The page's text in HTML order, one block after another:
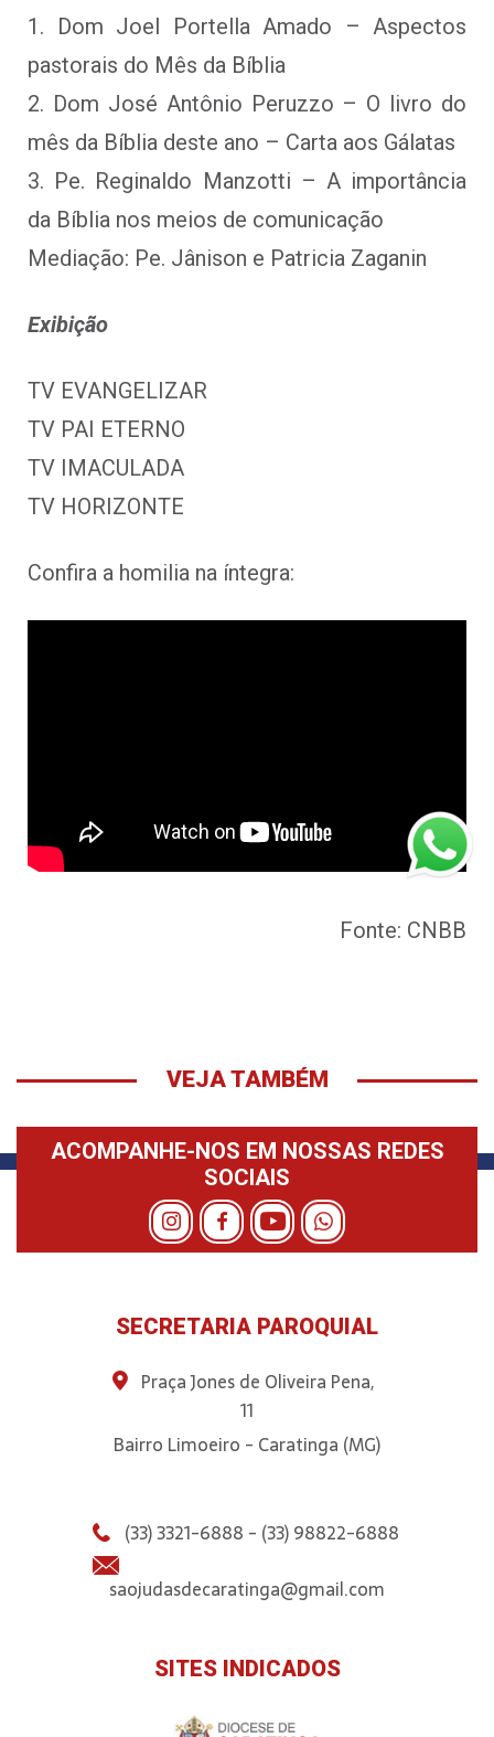
1. Dom Joel Portella Amado – Aspectos
pastorais do Mês da Bíblia
2. Dom José Antônio Peruzzo – O livro do
mês da Bíblia deste ano – Carta aos Gálatas
3. Pe. Reginaldo Manzotti – A importância
da Bíblia nos meios de comunicação
Mediação: Pe. Jânison e Patricia Zaganin
Exibição
TV EVANGELIZAR
TV PAI ETERNO
TV IMACULADA
TV HORIZONTE
Confira a homilia na íntegra:
Fonte: CNBB
VEJA TAMBÉM
ACOMPANHE-NOS EM NOSSAS REDES
SOCIAIS
SECRETARIA PAROQUIAL
Praça Jones de Oliveira Pena,
11
Bairro Limoeiro - Caratinga (MG)
(33) 3321-6888 - (33) 98822-6888
saojudasdecaratinga@gmail.com
SITES INDICADOS